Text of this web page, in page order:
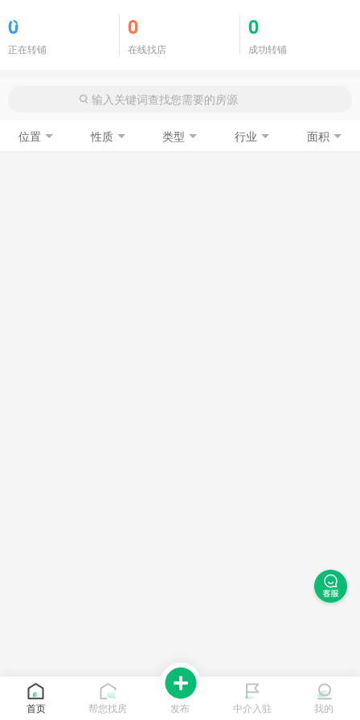
0
正在转铺
0
在线找店
0
成功转铺
位置 性质 类型 行业 面积
首页 帮您找房 发布 中介入驻 我的